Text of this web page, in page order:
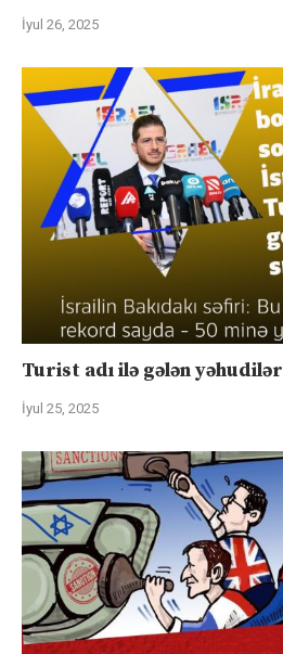
İyul 26, 2025
Turist adı ilə gələn yəhudilər
İyul 25, 2025